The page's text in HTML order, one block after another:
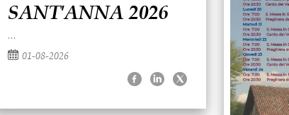
SANT′ANNA 2026
...
01-08-2026